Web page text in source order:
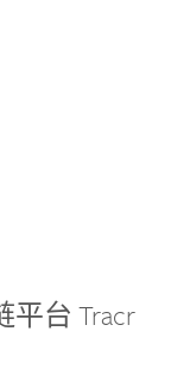
平台 Tracr